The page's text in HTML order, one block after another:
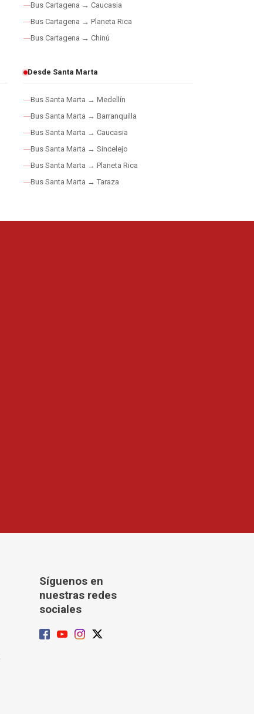
Bus Cartagena → Caucasia
Bus Cartagena → Planeta Rica
Bus Cartagena → Chinú
Desde Santa Marta
Bus Santa Marta → Medellín
Bus Santa Marta → Barranquilla
Bus Santa Marta → Caucasia
Bus Santa Marta → Sincelejo
Bus Santa Marta → Planeta Rica
Bus Santa Marta → Taraza
Síguenos en
nuestras redes
sociales